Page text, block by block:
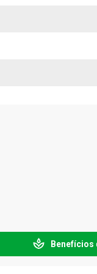
Benefícios